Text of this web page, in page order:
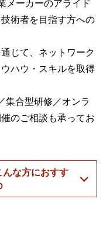
メーカーのアライド
術者を目指す方への
じて、ネットワーク
ハウ・スキルを取得
集合型研修／オンラ
のご相談も承ってお
んな方におすす